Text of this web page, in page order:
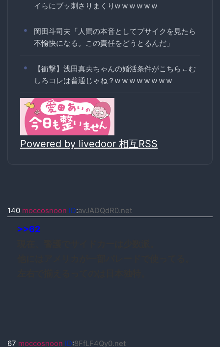
イらにブッ刺さりまくりw w w w w w
岡田斗司夫「人間の本音としてブサイクを見たら
不愉快になる。この責任をどうとるんだ」
【衝撃】浅田真央ちゃんの婚活条件がこちら←む
しろコレは普通じゃね？w w w w w w w w
Powered by livedoor 相互RSS
140 moccosnoon ID:avJADQdR0.net
>>62
67 moccosnoon ID:8FfLF4Qy0.net